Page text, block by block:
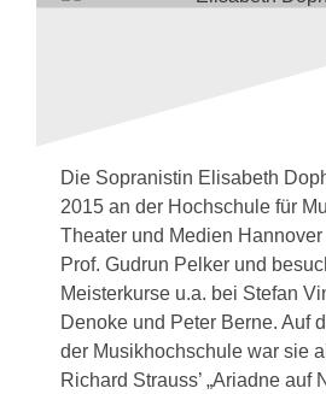
Die Sopranistin Elisabeth
2015 an der Hochschule für
Theater und Medien
Prof. Gudrun Pelker und
Meisterkurse u.a. bei Stefan
Denoke und Peter Berne. Auf
der Musikhochschule war sie
Richard Strauss’ „Ariadne auf